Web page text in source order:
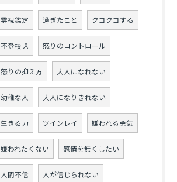
霊視鑑定 過ぎたこと クヨクヨする
不登校児 怒りのコントロール
怒りの抑え方 大人になれない
幼稚な人 大人になりきれない
生きる力 ツインレイ 嫌われる勇気
嫌われたくない 感情を無くしたい
人間不信 人が信じられない